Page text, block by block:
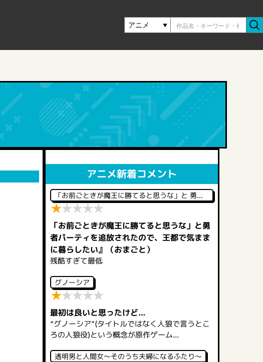
アニメ新着コメント
「お前ごときが魔王に勝てると思うな」と 勇者パ―ティを追放されたので、王都で気ままに暮らしたい
★★★★★
「お前ごときが魔王に勝てると思うな」と勇
者パーティを追放されたので、王都で気まま
に暮らしたい』（おまごと）
残酷すぎて最低
グノーシア
★★★★★
最初は良いと思ったけど…
“グノーシア”(タイトルではなく人狼で言うとこ
ろの人狼役)という概念が原作ゲーム...
透明男と人間女～そのうち夫婦になるふたり～